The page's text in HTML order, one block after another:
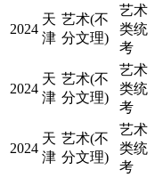
2024
天
津
艺术(不
分文理)
艺术
类统
考
2024
天
津
艺术(不
分文理)
艺术
类统
考
2024
天
津
艺术(不
分文理)
艺术
类统
考